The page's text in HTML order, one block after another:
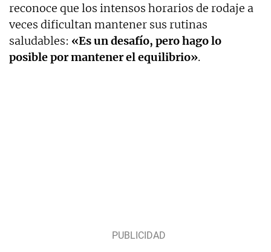
reconoce que los intensos horarios de rodaje a
veces dificultan mantener sus rutinas
saludables: «Es un desafío, pero hago lo
posible por mantener el equilibrio».